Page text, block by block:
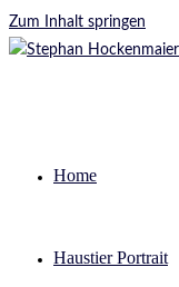
Zum Inhalt springen
Home
Haustier Portrait